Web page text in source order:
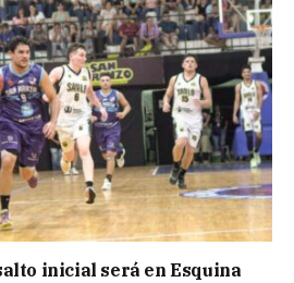
inicial será en Esquina